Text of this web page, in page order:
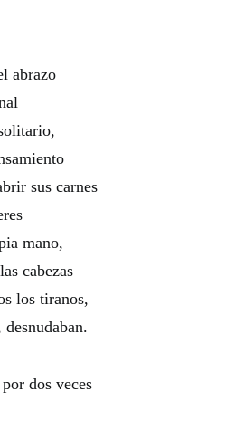
abrazo
sus carnes
mano,
cabezas
los tiranos,
dos veces